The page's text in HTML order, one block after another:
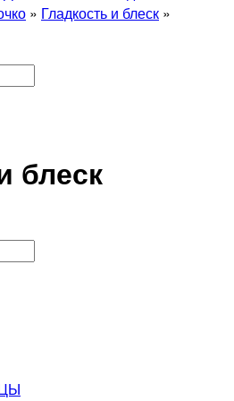
» Гладкость и блеск »
блеск